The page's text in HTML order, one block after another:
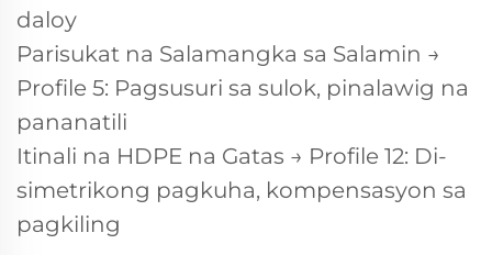
daloy
Parisukat na Salamangka sa Salamin →
Profile 5: Pagsusuri sa sulok, pinalawig na
pananatili
Itinali na HDPE na Gatas → Profile 12: Di-
simetrikong pagkuha, kompensasyon sa
pagkiling